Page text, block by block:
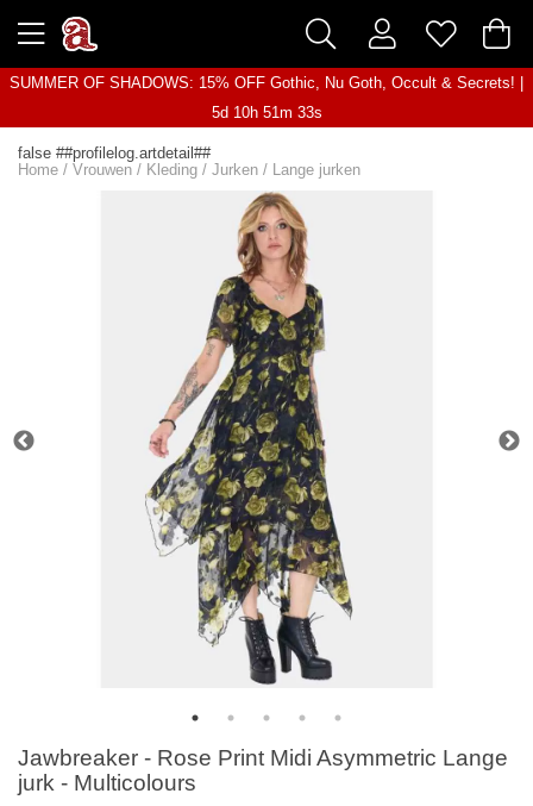
SUMMER OF SHADOWS: 15% OFF Gothic, Nu Goth, Occult & Secrets! |
5d 10h 51m 33s
false ##profilelog.artdetail##
Home / Vrouwen / Kleding / Jurken / Lange jurken
Jawbreaker - Rose Print Midi Asymmetric Lange
jurk - Multicolours